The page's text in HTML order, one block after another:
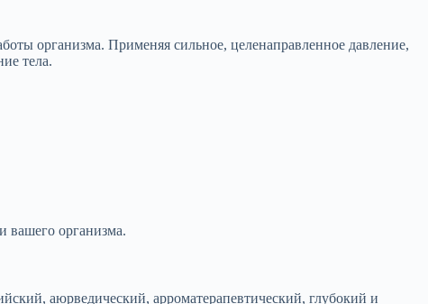
организма. Применяя сильное, целенаправленное давление,
тела.
вашего организма.
аюрведический, арроматерапевтический, глубокий и